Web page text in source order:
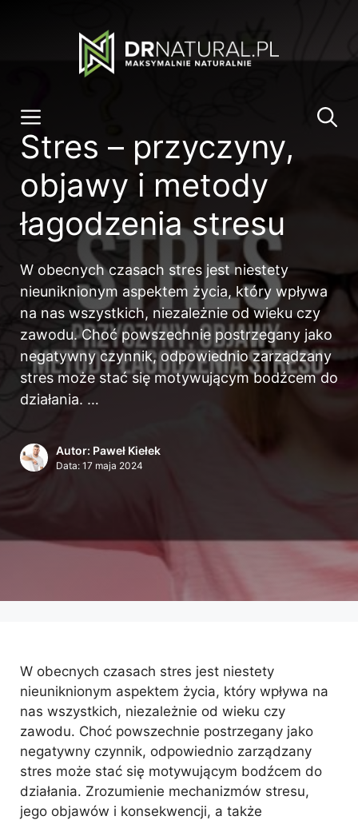
Menu
Stres – przyczyny,
objawy i metody
łagodzenia stresu
W obecnych czasach stres jest niestety
nieuniknionym aspektem życia, który wpływa
na nas wszystkich, niezależnie od wieku czy
zawodu. Choć powszechnie postrzegany jako
negatywny czynnik, odpowiednio zarządzany
stres może stać się motywującym bodźcem do
działania. …
Autor: Paweł Kiełek
Data: 17 maja 2024
W obecnych czasach stres jest niestety
nieuniknionym aspektem życia, który wpływa na
nas wszystkich, niezależnie od wieku czy
zawodu. Choć powszechnie postrzegany jako
negatywny czynnik, odpowiednio zarządzany
stres może stać się motywującym bodźcem do
działania. Zrozumienie mechanizmów stresu,
jego objawów i konsekwencji, a także